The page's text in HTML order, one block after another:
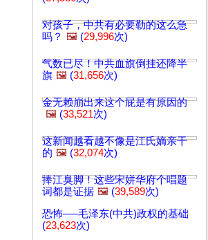
对孩子，中共有必要勒的这么急
吗？ 🖼️ (29,996次)
气数已尽！中共血旗倒挂还降半
旗 🖼️ (31,656次)
金无赖崩出来这个屁是有原因的
🖼️ (33,521次)
这新闻越看越不像是江氏嫡亲干
的 🖼️ (32,074次)
捧江臭脚！这些宋姘华府个唱题
词都是证据 🖼️ (39,589次)
恐怖──毛泽东(中共)政权的基础
(23,623次)